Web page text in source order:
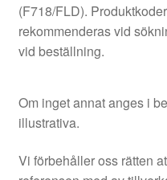
(F718/FLD).
rekommenderas vid
vid beställning.
Om inget annat anges i
illustrativa.
Vi förbehåller oss rätten